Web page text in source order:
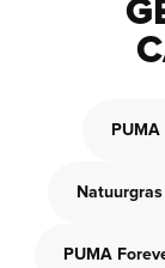
Natuurgras
PUMA